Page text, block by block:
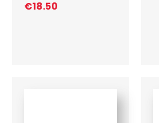
€18.50